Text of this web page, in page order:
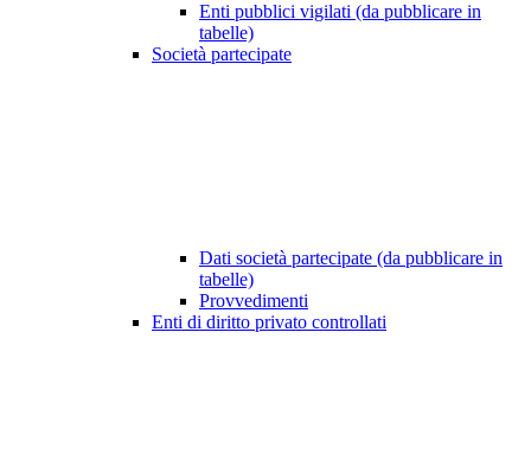
Enti pubblici vigilati (da pubblicare in
tabelle)
Società partecipate
Dati società partecipate (da pubblicare in
tabelle)
Provvedimenti
Enti di diritto privato controllati